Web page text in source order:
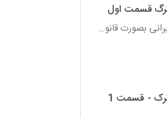
ترگ قسمت اول
دانلود فیلم و سریال ایرانی بصورت قانونی
دانلود سریال قهوه ترک - قسمت 1